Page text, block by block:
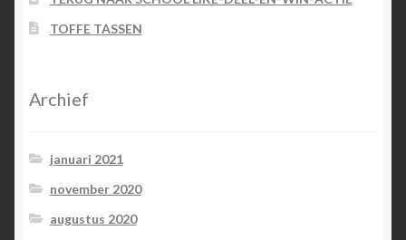
TOFFE TASSEN
Archief
januari 2021
november 2020
augustus 2020